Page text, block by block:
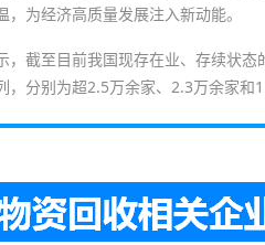
为经济高质量发展注入新动能。
，截至目前我国现存在业、存续状
，分别为超2.5万余家、2.3万余家